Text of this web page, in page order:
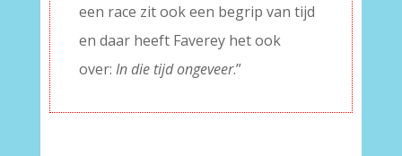
een race zit ook een begrip van tijd
en daar heeft Faverey het ook
over: In die tijd ongeveer.”